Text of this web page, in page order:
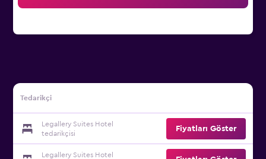
Tedarikçi
Legallery Suites Hotel
tedarikçisi
Fiyatları Göster
Legallery Suites Hotel